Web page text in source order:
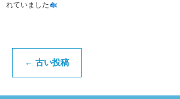
れていました
← 古い投稿